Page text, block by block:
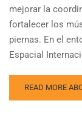
mejorar la
fortalecer los
piernas. En el
Espacial
READ MORE